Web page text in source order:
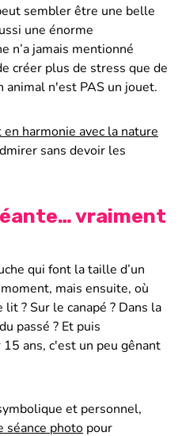
sembler être une belle
une énorme
n’a jamais mentionné
créer plus de stress que de
animal n'est PAS un jouet.
harmonie avec la nature
sans devoir les
vraiment
qui font la taille d’un
mais ensuite, où
? Sur le canapé ? Dans la
passé ? Et puis
ans, c'est un peu gênant
et personnel,
séance photo pour